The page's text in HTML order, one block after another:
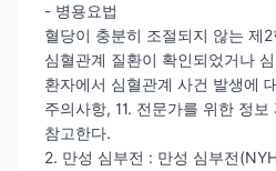
- 병용요법
혈당이 충분히 조절되지 않는 제
심혈관계 질환이 확인되었거나
환자에서 심혈관계 사건 발생에
주의사항, 11. 전문가를 위한 정
참고한다.
2. 만성 심부전 : 만성 심부전